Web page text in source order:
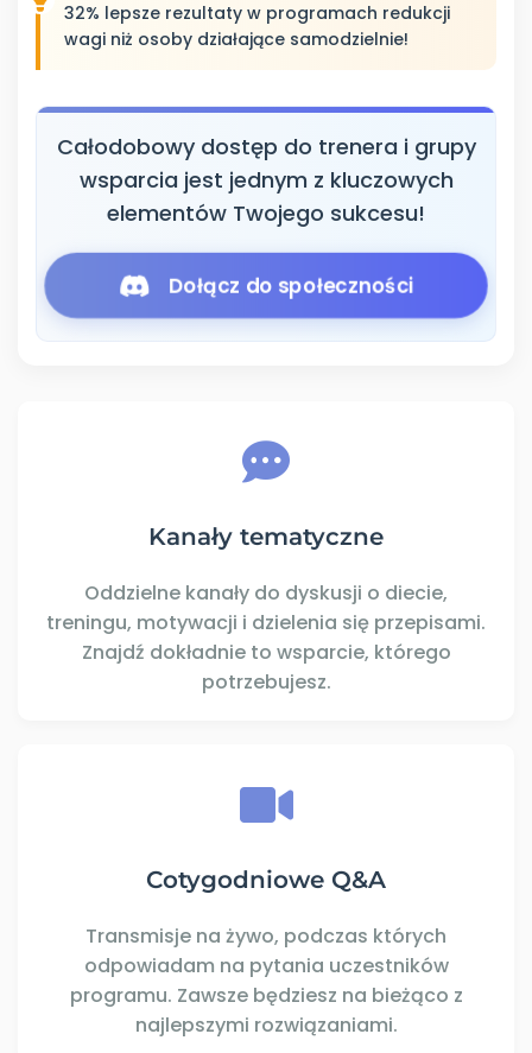
32% lepsze rezultaty w programach redukcji
wagi niż osoby działające samodzielnie!
Całodobowy dostęp do trenera i grupy
wsparcia jest jednym z kluczowych
elementów Twojego sukcesu!
Dołącz do społeczności
Kanały tematyczne
Oddzielne kanały do dyskusji o diecie,
treningu, motywacji i dzielenia się przepisami.
Znajdź dokładnie to wsparcie, którego
potrzebujesz.
Cotygodniowe Q&A
Transmisje na żywo, podczas których
odpowiadam na pytania uczestników
programu. Zawsze będziesz na bieżąco z
najlepszymi rozwiązaniami.